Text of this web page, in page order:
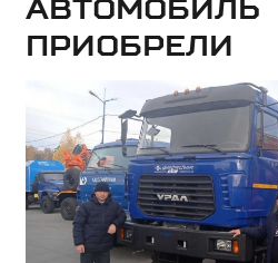
Автомобиль
приобрели